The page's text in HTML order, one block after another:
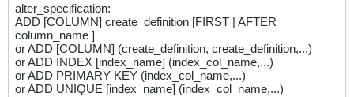
alter_specification:
ADD [COLUMN] create_definition [FIRST | AFTER
column_name ]
or ADD [COLUMN] (create_definition, create_definition,...)
or ADD INDEX [index_name] (index_col_name,...)
or ADD PRIMARY KEY (index_col_name,...)
or ADD UNIQUE [index_name] (index_col_name,...)